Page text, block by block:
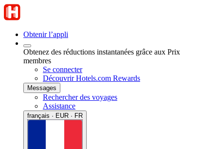
Obtenir l’appli
Obtenez des réductions instantanées grâce aux Prix
membres
Se connecter
Découvrir Hotels.com Rewards
Messages
Rechercher des voyages
Assistance
français · EUR · FR